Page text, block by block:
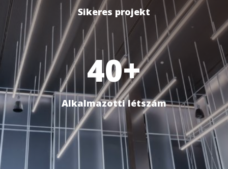
Sikeres projekt
40+
Alkalmazotti létszám